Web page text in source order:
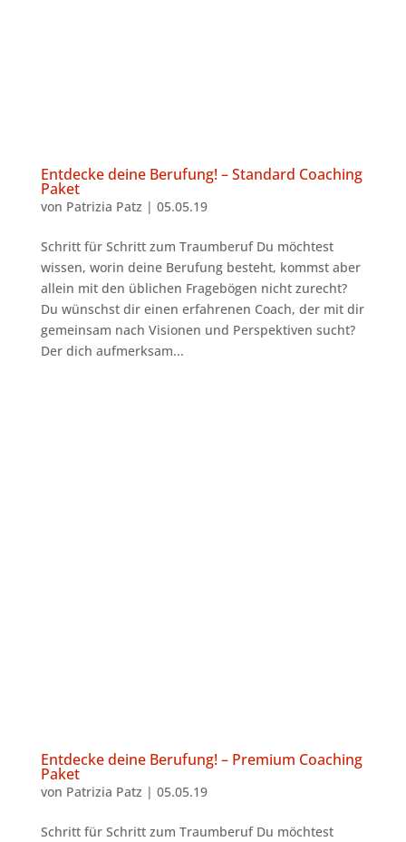
Entdecke deine Berufung! – Standard Coaching
Paket
von Patrizia Patz | 05.05.19
Schritt für Schritt zum Traumberuf Du möchtest
wissen, worin deine Berufung besteht, kommst aber
allein mit den üblichen Fragebögen nicht zurecht?
Du wünschst dir einen erfahrenen Coach, der mit dir
gemeinsam nach Visionen und Perspektiven sucht?
Der dich aufmerksam...
Entdecke deine Berufung! – Premium Coaching
Paket
von Patrizia Patz | 05.05.19
Schritt für Schritt zum Traumberuf Du möchtest